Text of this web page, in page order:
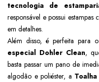
tecnologia de
responsável e possui
em detalhes.
Além disso, é perfeita para
especial Dohler Clean,
basta passar um pano de
algodão e poliéster, a